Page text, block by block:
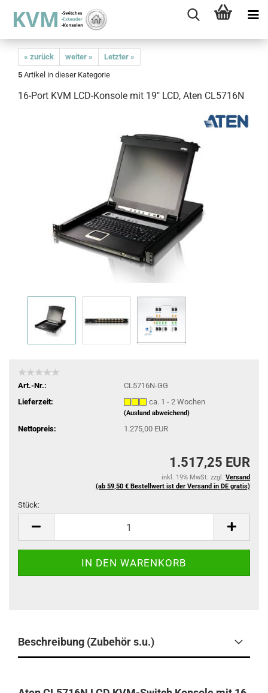
« zurück weiter »
Letzter »
5 Artikel in dieser Kategorie
16-Port KVM LCD-Konsole mit 19" LCD, Aten CL5716N
Art.-Nr.:
CL5716N-GG
Lieferzeit:
ca. 1 - 2 Wochen
(Ausland abweichend)
Nettopreis: 1.275,00 EUR
1.517,25 EUR
inkl. 19% MwSt. zzgl. Versand
(ab 59,50 € Bestellwert ist der Versand in DE gratis)
Stück:
Beschreibung (Zubehör s.u.)